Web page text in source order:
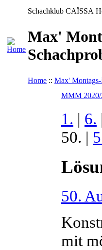
Schachklub CAÏSSA
Max'
Home :: Max'
MMM 2020/
1. | 6.
50. |
50.
mit